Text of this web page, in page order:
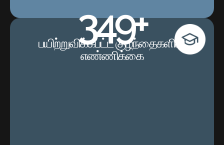
350+
பயிற்றுவிக்கபட்ட குழந்தைகளின்
எண்ணிக்கை